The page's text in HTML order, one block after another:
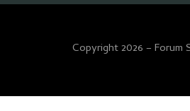
Copyright 2026 – Forum